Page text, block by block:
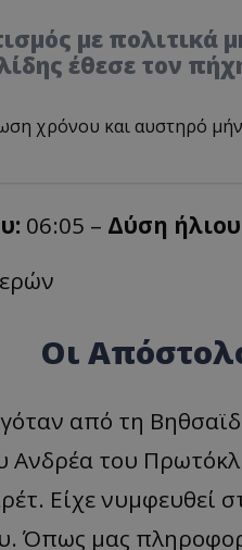
με πολιτικά
έθεσε τον
χρόνου και αυστηρό
06:05 – Δύση
Οι
από τη
Ανδρέα του
Είχε νυμφευθεί
Όπως μας